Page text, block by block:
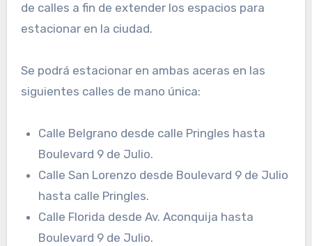
de calles a fin de extender los espacios para
estacionar en la ciudad.
Se podrá estacionar en ambas aceras en las
siguientes calles de mano única:
Calle Belgrano desde calle Pringles hasta
Boulevard 9 de Julio.
Calle San Lorenzo desde Boulevard 9 de Julio
hasta calle Pringles.
Calle Florida desde Av. Aconquija hasta
Boulevard 9 de Julio.